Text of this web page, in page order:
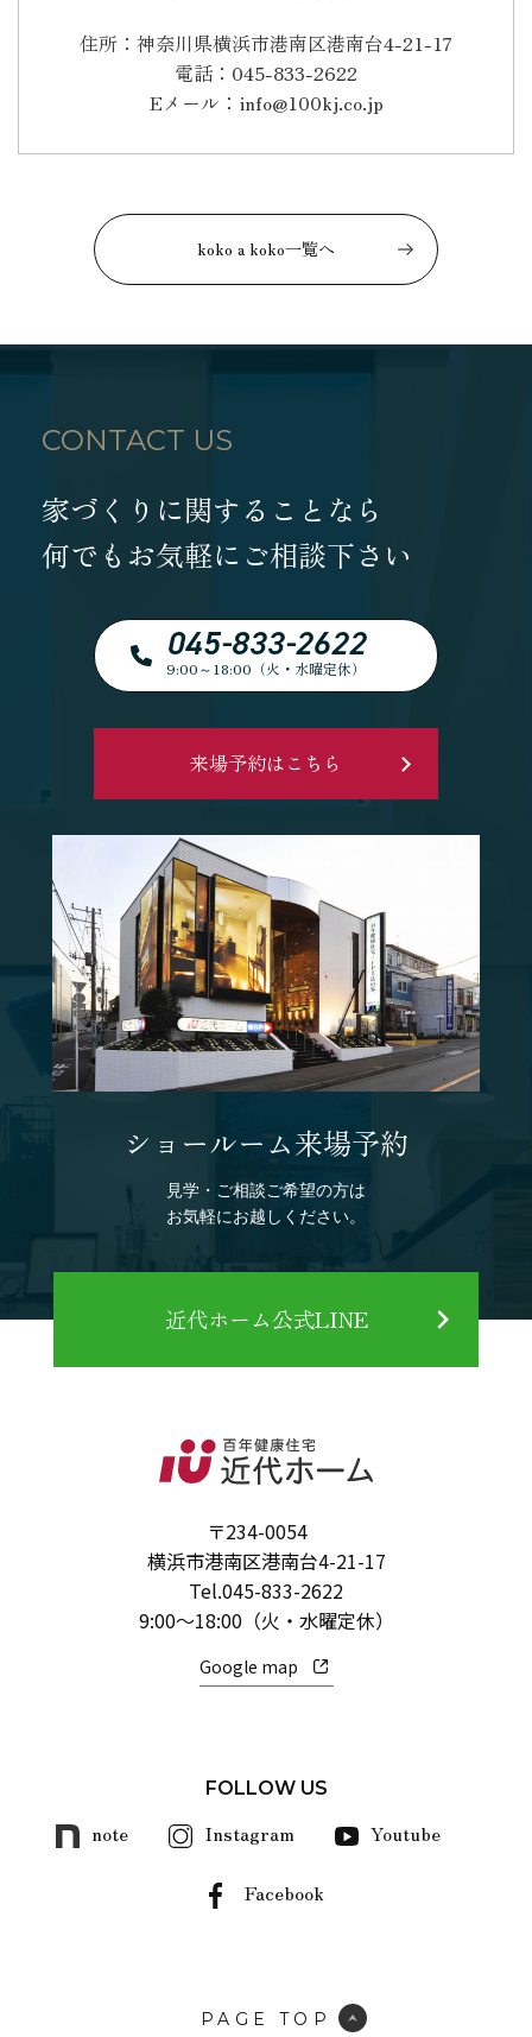
住所：神奈川県横浜市港南区港南台4-21-17
電話：045-833-2622
Eメール：info@100kj.co.jp
koko a koko一覧へ
CONTACT US
家づくりに関することなら
何でもお気軽にご相談下さい
045-833-2622
9:00～18:00（火・水曜定休）
来場予約はこちら
ショールーム来場予約
見学・ご相談ご希望の方は
お気軽にお越しください。
近代ホーム公式LINE
〒234-0054
横浜市港南区港南台4-21-17
Tel.045-833-2622
9:00～18:00（火・水曜定休）
Google map
FOLLOW US
note Instagram Youtube
Facebook
PAGE TOP